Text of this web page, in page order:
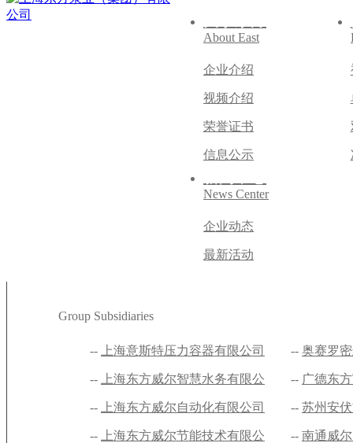
About East
企业介绍
视频介绍
荣誉证书
信息公示
News Center
企业动态
最新活动
Group Subsidiaries
上海意斯特压力容器有限公司 奥赛罗
公司
上海东方威尔智慧水务有限公
司
广德东
司
上海东方威尔自动化有限公司 苏州安
上海东方威尔节能技术有限公 南通威